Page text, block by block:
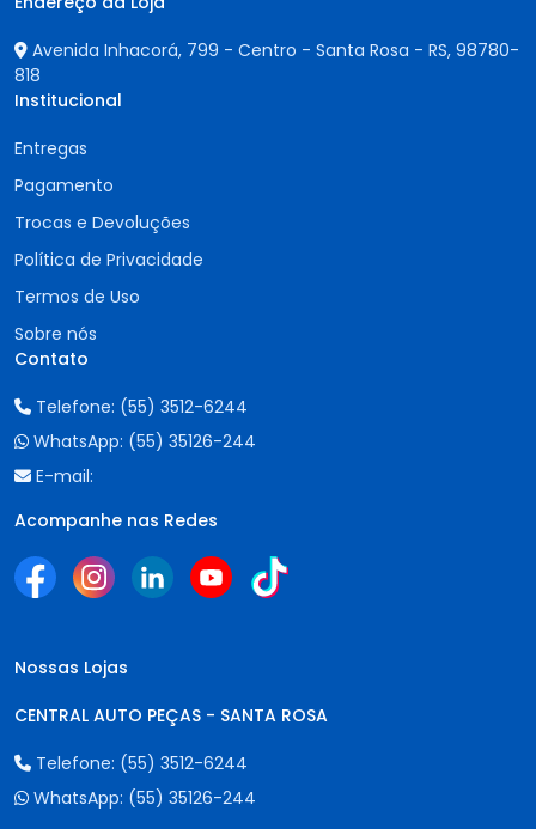
Avenida Inhacorá, 799 - Centro - Santa Rosa - RS, 98780-
818
Institucional
Entregas
Pagamento
Trocas e Devoluções
Política de Privacidade
Termos de Uso
Sobre nós
Contato
Telefone: (55) 3512-6244
WhatsApp: (55) 35126-244
E-mail:
Acompanhe nas Redes
Nossas Lojas
CENTRAL AUTO PEÇAS - SANTA ROSA
Telefone: (55) 3512-6244
WhatsApp: (55) 35126-244